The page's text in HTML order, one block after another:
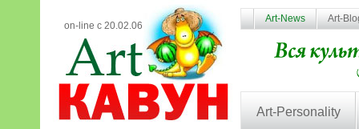
on-line с 20.02.06
Art-News Art-
Art-Personality